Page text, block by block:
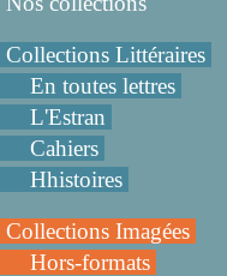
Collections Littéraires
En toutes lettres
L'Estran
Cahiers
Hhistoires
Collections Imagées
Hors-formats